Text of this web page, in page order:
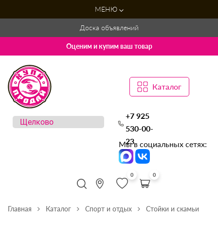
МЕНЮ
Доска объявлений
Оценим и купим ваш товар
Каталог
+7 925
530-00-
23
Мы в социальных сетях:
0 0
Главная Каталог Спорт и отдых Стойки и скамьи